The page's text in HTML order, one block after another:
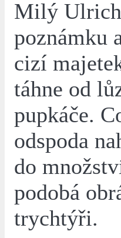
Milý
poznámku
cizí
táhne od
pupkáče.
odspoda
do
podobá
trychtýři.